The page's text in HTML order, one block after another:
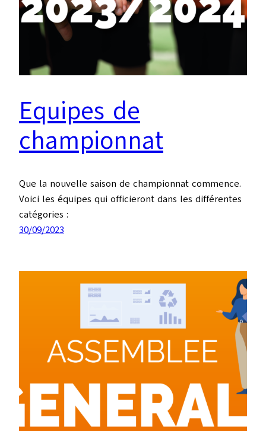
Equipes de
championnat
Que la nouvelle saison de championnat commence.
Voici les équipes qui officieront dans les différentes
catégories :
30/09/2023